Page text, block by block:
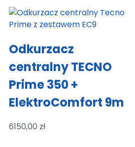
Odkurzacz
centralny TECNO
Prime 350 +
ElektroComfort 9m
6150,00 zł